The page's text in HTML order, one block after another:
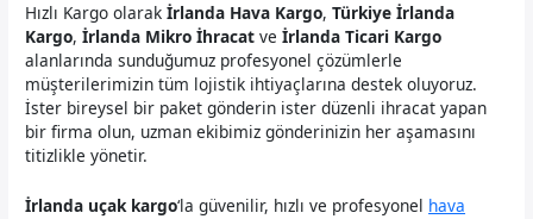
Hızlı Kargo olarakİrlanda Hava Kargo,Türkiye İrlanda
Kargo,İrlanda Mikro İhracat veİrlanda Ticari Kargo
alanlarında sunduğumuz profesyonel çözümlerle
müşterilerimizin tüm lojistik ihtiyaçlarına destek oluyoruz.
İster bireysel bir paket gönderin ister düzenli ihracat yapan
bir firma olun, uzman ekibimiz gönderinizin her aşamasını
titizlikle yönetir.
İrlanda uçak kargo‘la güvenilir, hızlı ve profesyonel hava